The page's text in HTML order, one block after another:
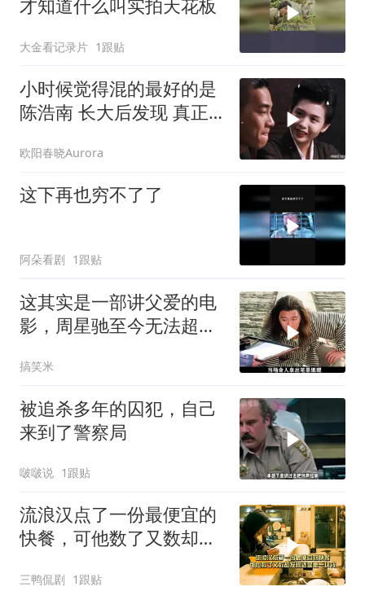
才知道什么叫实拍天花板
大金看记录片 1跟贴
小时候觉得混的最好的是
陈浩南 长大后发现 真正
欧阳春晓Aurora
这下再也穷不了了
阿朵看剧 1跟贴
这其实是一部讲父爱的电
影，周星驰至今无法超越
搞笑米
被追杀多年的囚犯，自己
来到了警察局
啵啵说 1跟贴
流浪汉点了一份最便宜的
快餐，可他数了又数却发
三鸭侃剧 1跟贴